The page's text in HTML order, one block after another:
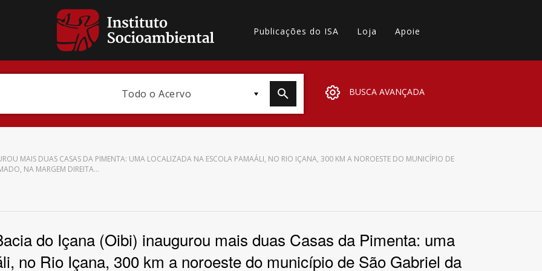
Publicações do ISA Loja Apoie
Todo o Acervo BUSCA AVANÇADA
Subtema
MAIS DUAS CASAS DA PIMENTA: UMA LOCALIZADA NA ESCOLA PAMAÁLI, NO RIO IÇANA, 300 KM A NOROESTE DO MUNICÍPIO DE
NA MARGEM DIREITA…
do Içana (Oibi) inaugurou mais duas Casas da Pimenta: uma
no Rio Içana, 300 km a noroeste do município de São Gabriel da